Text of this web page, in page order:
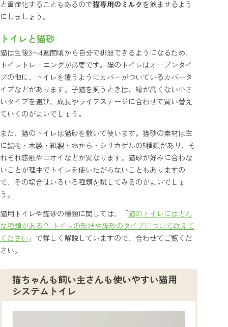
と重症化することもあるので猫専用のミルクを飲ませるよう
にしましょう。
トイレと猫砂
猫は生後3〜4週間頃から自分で排泄できるようになるため、
トイレトレーニングが必要です。猫のトイレはオープンタイ
プの他に、トイレを覆うようにカバーがついているカバータ
イプなどがあります。子猫を飼うときは、縁が高くない小さ
いタイプを選び、成長やライフステージに合わせて買い替え
ていくのがよいでしょう。
また、猫のトイレは猫砂を敷いて使います。猫砂の素材は主
に鉱物・木製・紙製・おから・シリカゲルの5種類があり、そ
れぞれ感触やニオイなどが異なります。猫砂が好みに合わな
いことが理由でトイレを使いたがらないこともありますの
で、その場合はいろいろ種類を試してみるのがよいでしょ
う。
猫用トイレや猫砂の種類に関しては、「猫のトイレにはどん
な種類がある？ トイレの形状や猫砂のタイプについて教えて
ください 」で詳しく解説していますので、合わせてご覧くだ
さい。
猫ちゃんも飼い主さんも使いやすい猫用
システムトイレ